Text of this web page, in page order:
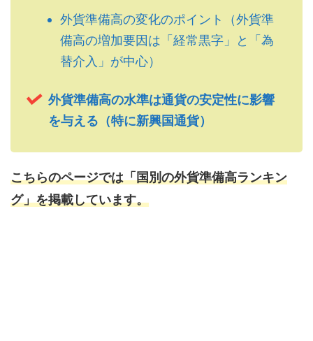
外貨準備高の変化のポイント（外貨準
備高の増加要因は「経常黒字」と「為
替介入」が中心）
外貨準備高の水準は通貨の安定性に影響
を与える（特に新興国通貨）
こちらのページでは「国別の外貨準備高ランキン
グ」を掲載しています。